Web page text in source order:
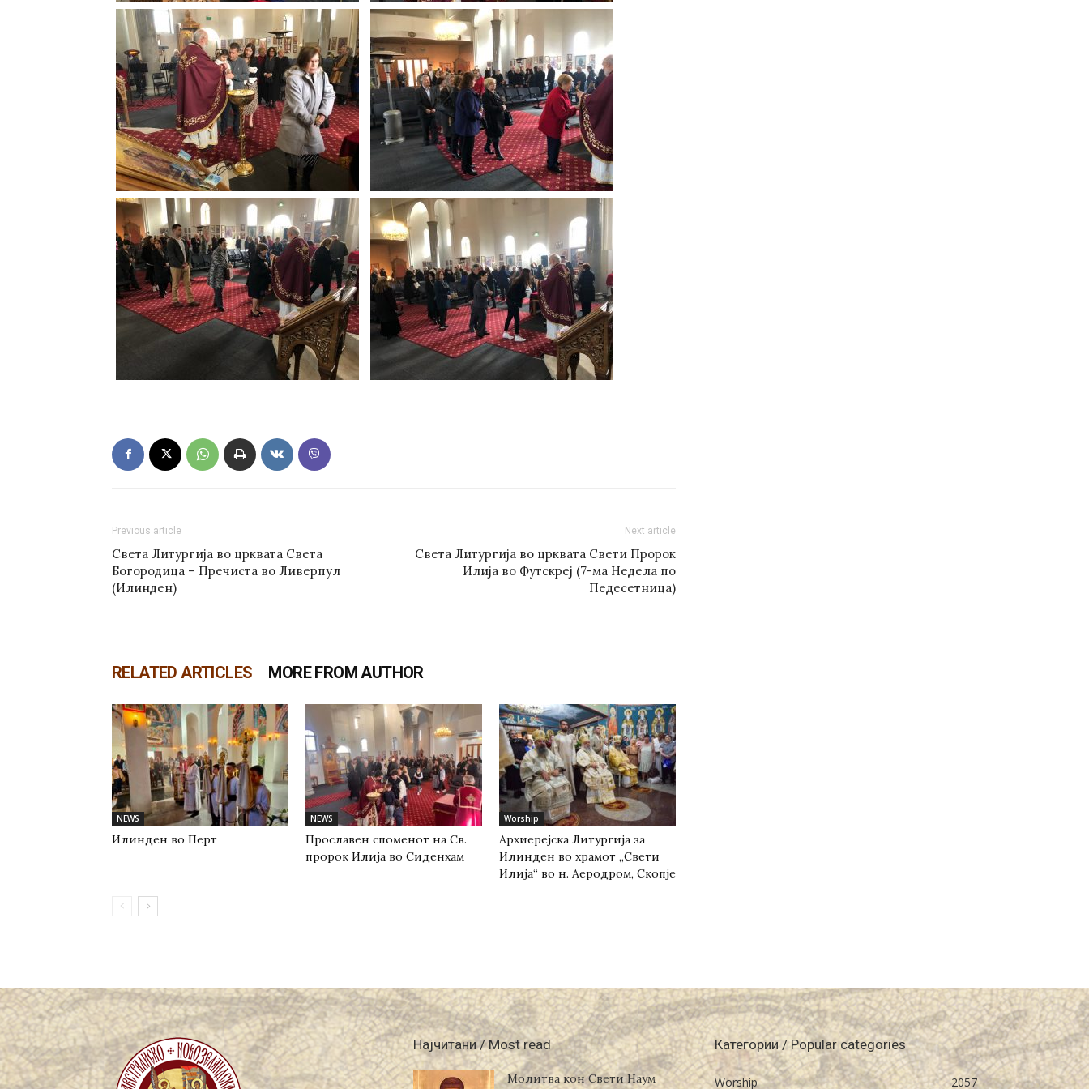
Previous article
Света Литургија во црквата Света
Богородица – Пречиста во Ливерпул
(Илинден)
Next article
Света Литургија во црквата Свети Пророк
Илија во Футскреј (7-ма Недела по
Педесетница)
RELATED ARTICLES MORE FROM AUTHOR
NEWS
Илинден во Перт
NEWS
Прославен споменот на Св.
пророк Илија во Сиденхам
Worship
Архиерејска Литургија за
Илинден во храмот „Свети
Илија“ во н. Аеродром, Скопје
Најчитани / Most read
Молитва кон Свети Наум
Категории / Popular categories
Worship 2057